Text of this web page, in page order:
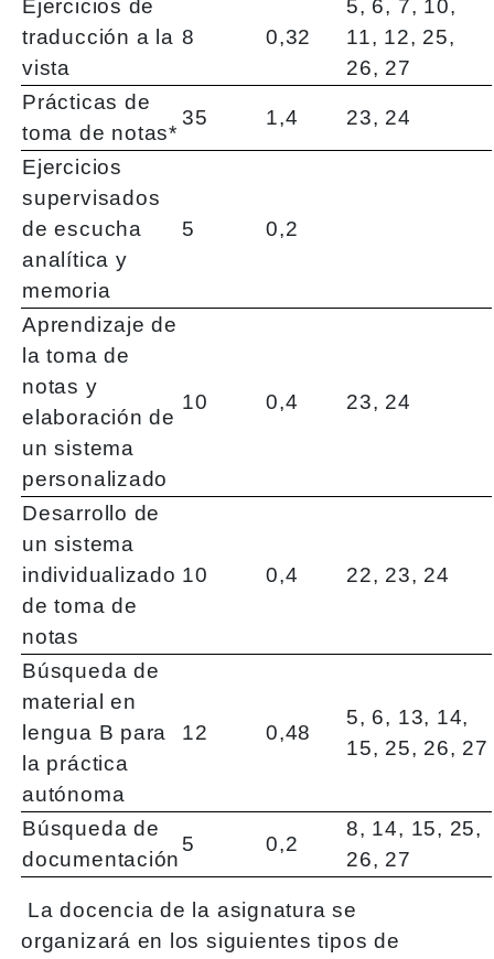
Ejercicios de
traducción a la
vista
8 0,32
5, 6, 7, 10,
11, 12, 25,
26, 27
Prácticas de
toma de notas*
35 1,4 23, 24
Ejercicios
supervisados
de escucha
analítica y
memoria
5 0,2
Aprendizaje de
la toma de
notas y
elaboración de
un sistema
personalizado
10 0,4 23, 24
Desarrollo de
un sistema
individualizado
de toma de
notas
10 0,4 22, 23, 24
Búsqueda de
material en
lengua B para
la práctica
autónoma
12 0,48
5, 6, 13, 14,
15, 25, 26, 27
Búsqueda de
documentación
5 0,2
8, 14, 15, 25,
26, 27
La docencia de la asignatura se
organizará en los siguientes tipos de